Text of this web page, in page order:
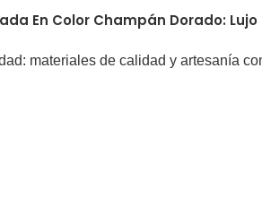
En Color Champán Dorado: Lujo
materiales de calidad y artesanía